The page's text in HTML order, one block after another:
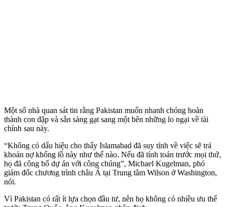
Một số nhà quan sát tin rằng Pakistan muốn nhanh chóng hoàn
thành con đập và sẵn sàng gạt sang một bên những lo ngại về tài
chính sau này.
“Không có dấu hiệu cho thấy Islamabad đã suy tính về việc sẽ trả
khoản nợ khổng lồ này như thế nào. Nếu đã tính toán trước mọi thứ,
họ đã công bố dự án với công chúng”, Michael Kugelman, phó
giám đốc chương trình châu Á tại Trung tâm Wilson ở Washington,
nói.
Vì Pakistan có rất ít lựa chọn đầu tư, nên họ không có nhiều ưu thế